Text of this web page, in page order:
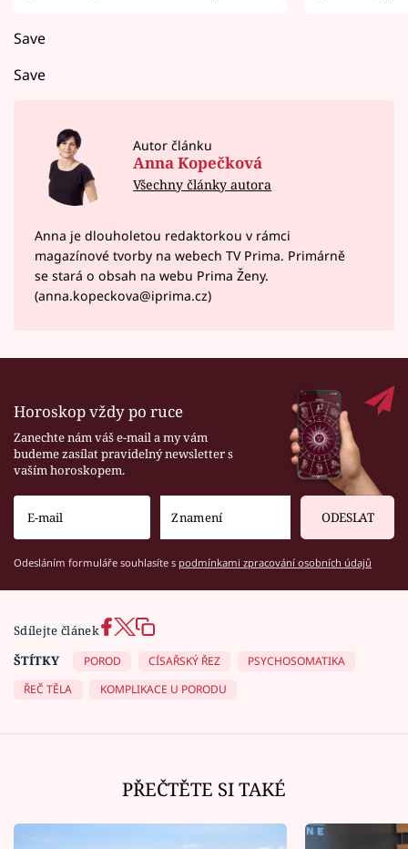
Save
Save
Autor článku
Anna Kopečková
Všechny články autora
Anna je dlouholetou redaktorkou v rámci
magazínové tvorby na webech TV Prima. Primárně
se stará o obsah na webu Prima Ženy.
(anna.kopeckova@iprima.cz)
Horoskop vždy po ruce
Zanechte nám váš e-mail a my vám
budeme zasílat pravidelný newsletter s
vaším horoskopem.
ODESLAT
Odesláním formuláře souhlasíte s podmínkami zpracování osobních údajů
Sdílejte článek
ŠTÍTKY
POROD CÍSAŘSKÝ ŘEZ
PSYCHOSOMATIKA
ŘEČ TĚLA
KOMPLIKACE U PORODU
PŘEČTĚTE SI TAKÉ